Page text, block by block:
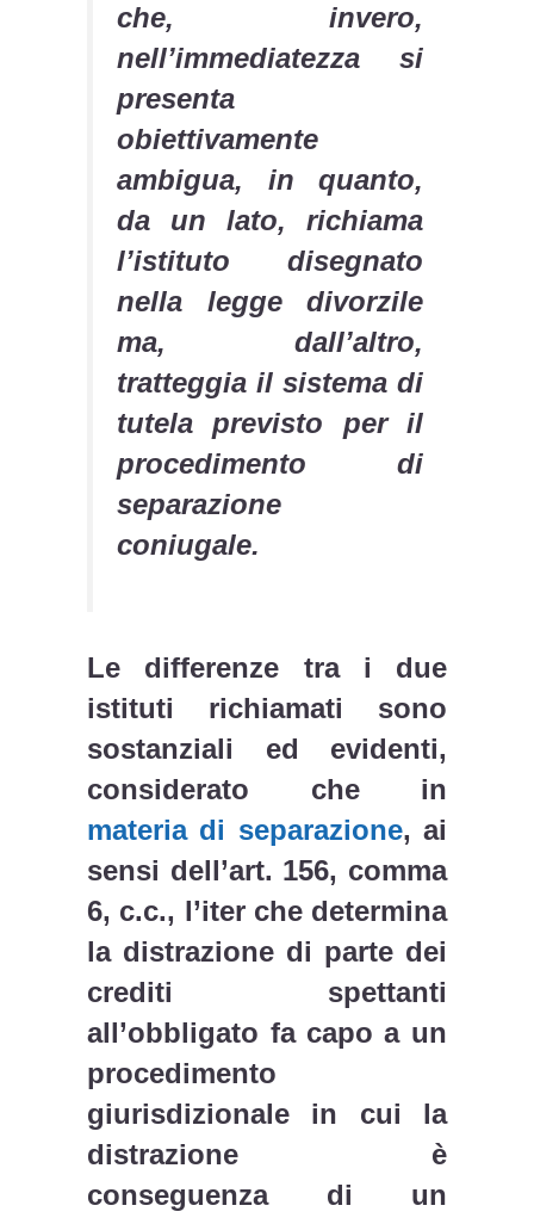
che, invero,
nell’immediatezza si
presenta
obiettivamente
ambigua, in quanto,
da un lato, richiama
l’istituto disegnato
nella legge divorzile
ma, dall’altro,
tratteggia il sistema di
tutela previsto per il
procedimento di
separazione
coniugale.
Le differenze tra i due
istituti richiamati sono
sostanziali ed evidenti,
considerato che in
materia di separazione, ai
sensi dell’art. 156, comma
6, c.c., l’iter che determina
la distrazione di parte dei
crediti spettanti
all’obbligato fa capo a un
procedimento
giurisdizionale in cui la
distrazione è
conseguenza di un